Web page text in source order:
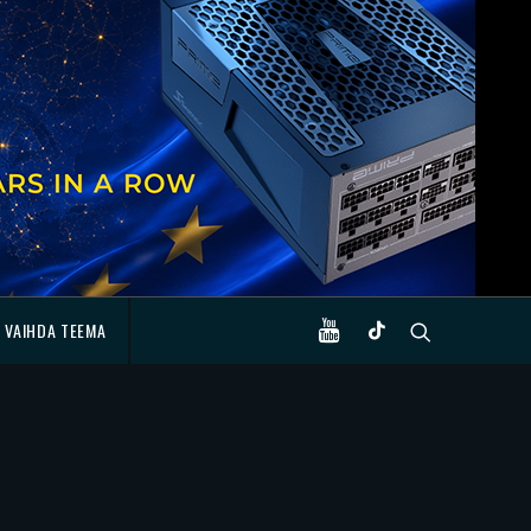
VAIHDA TEEMA